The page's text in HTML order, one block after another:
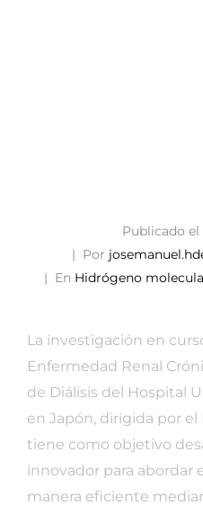
Publicado el
Por
En Hidrógeno
La investigación en
Enfermedad Renal
de Diálisis del Hospital
en Japón, dirigida por el
tiene como objetivo
innovador para abordar
manera eficiente